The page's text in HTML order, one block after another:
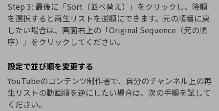
Step 3: 最後に「Sort（並べ替え）」をクリックし、降順
を選択すると再生リストを逆順にできます。元の順番に戻
したい場合は、画面右上の「Original Sequence（元の順
序）」をクリックしてください。
設定で並び順を変更する
YouTubeのコンテンツ制作者で、自分のチャンネル上の再
生リストの動画順を逆にしたい場合は、次の手順を試して
ください。